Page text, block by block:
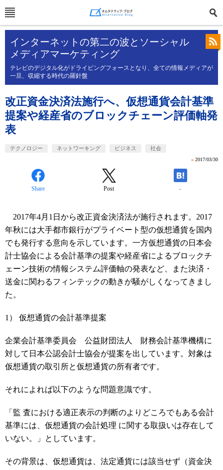
インターネットの第二の波とソーシャル
メディアマーケティング
テレビのデジタル化がドライビングフォースとなり、全ての情報メディアが
一旦、収縮する時代の羅針盤
改正資金決済法施行へ、仮想通貨会計基準
提案や経産省のブロックチェーン評価軸発
表
テクノロジー ネットワーキング ビジネス 社会
» 2017/03/30
Share Post -
2017年4月1日から改正資金決済法が施行されます。2017
年秋には大手都市銀行がプライベート型の仮想通貨を国内
でも発行する意向を示しています。一方仮想通貨の日本会
計士協会による会計基準の提案や経産省によるブロックチ
ェーン技術の情報システム評価軸の発表など、また決済・
送金に関わるフィンテックの動きが騒がしくなってきまし
た。
1） 仮想通貨の会計基準提案
企業会計基準委員会 公益財団法人 財務会計基準機構に
対して日本公認会計士協会が提案を出しています。対象は
仮想通貨の取引所と仮想通貨の所有者です。
それによれば以下のような問題意識です。
「監 査における適正表示の判断のよりどころでもある会計
基準には、仮想通貨の会計処理 に関する取扱いは存在して
いない。」としています。
その背景は、仮想通貨は、法定通貨には該当せず（資金決